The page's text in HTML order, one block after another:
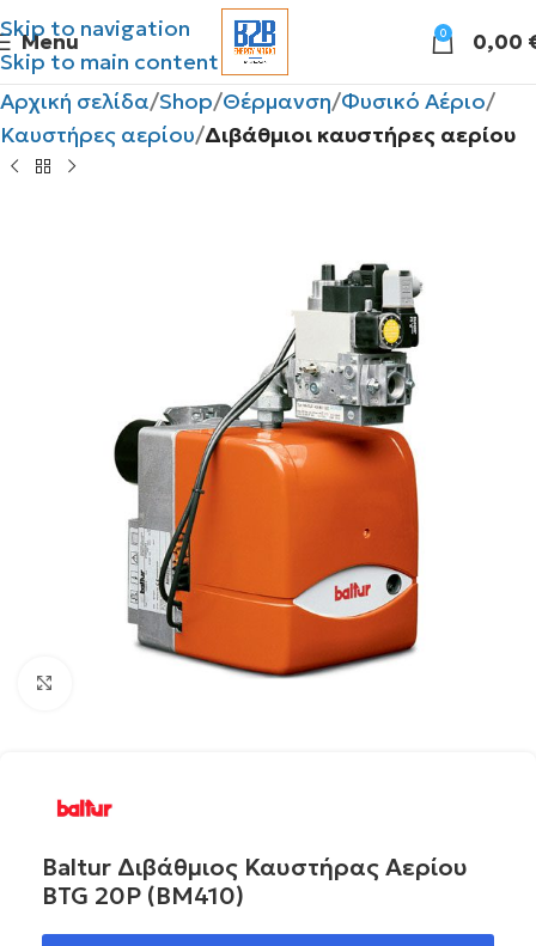
Skip to navigation
Skip to main content
Menu 0 0,00
Αρχική σελίδα Shop Θέρμανση Φυσικό Αέριο
Καυστήρες αερίου Διβάθμιοι καυστήρες αερίου
Baltur Διβάθμιος Καυστήρας Αερίου
BTG 20P (BM410)